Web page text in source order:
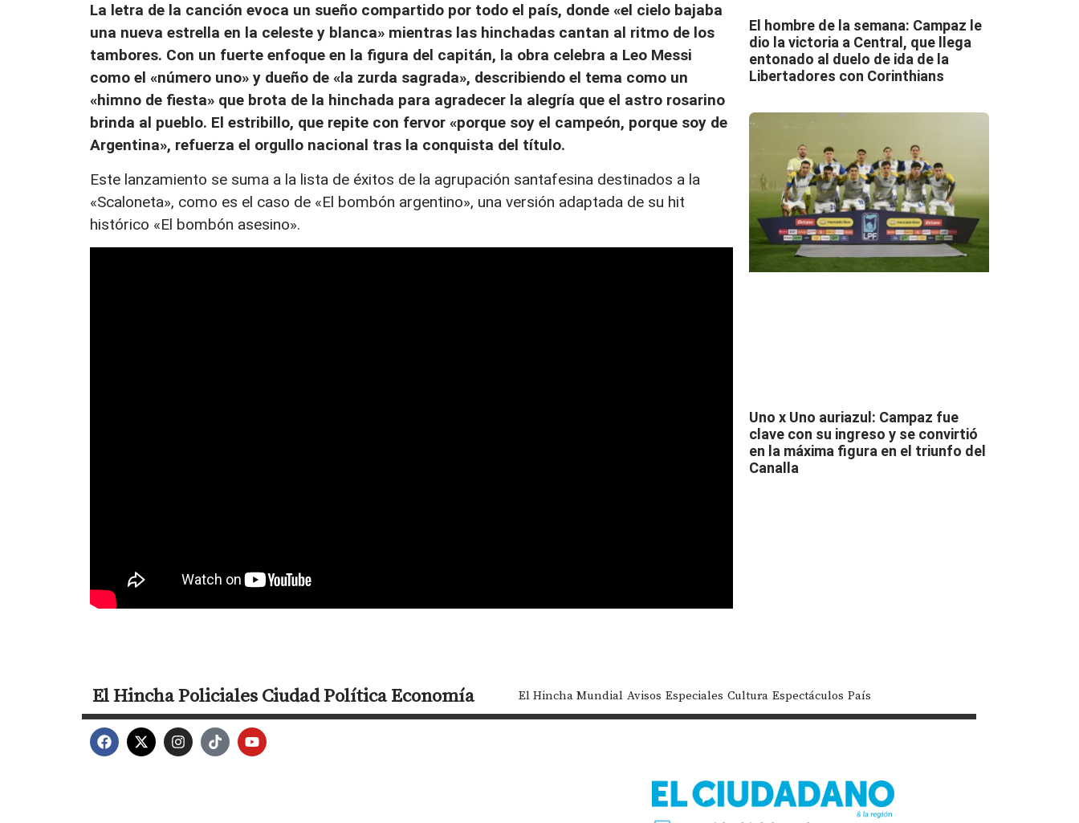
La letra de la canción evoca un sueño compartido por todo el país, donde «el cielo bajaba
una nueva estrella en la celeste y blanca» mientras las hinchadas cantan al ritmo de los
tambores. Con un fuerte enfoque en la figura del capitán, la obra celebra a Leo Messi
como el «número uno» y dueño de «la zurda sagrada», describiendo el tema como un
«himno de fiesta» que brota de la hinchada para agradecer la alegría que el astro rosarino
brinda al pueblo. El estribillo, que repite con fervor «porque soy el campeón, porque soy de
Argentina», refuerza el orgullo nacional tras la conquista del título.
Este lanzamiento se suma a la lista de éxitos de la agrupación santafesina destinados a la
«Scaloneta», como es el caso de «El bombón argentino», una versión adaptada de su hit
histórico «El bombón asesino».
El hombre de la semana: Campaz le
dio la victoria a Central, que llega
entonado al duelo de ida de la
Libertadores con Corinthians
Uno x Uno auriazul: Campaz fue
clave con su ingreso y se convirtió
en la máxima figura en el triunfo del
Canalla
El HinchaPolicialesCiudadPolíticaEconomía El Hincha Mundial Avisos Especiales Cultura Espectáculos País